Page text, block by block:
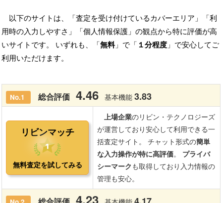
以下のサイトは、「査定を受け付けているカバーエリア」「利
用時の入力しやすさ」「個人情報保護」の観点から特に評価が高
いサイトです。 いずれも、「無料」で「 １分程度 」で安心してご
利用いただけます。